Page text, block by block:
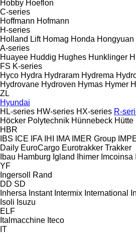
Hobby Hoeflon
C-series
Hoffmann Hofmann
H-series
Holland Lift Homag Honda Hongyuan
A-series
Huayee Huddig Hughes Hunklinger
FS K-series
Hyco Hydra Hydraram Hydrema
Hydrovane Hydroven Hymas Hymer
ZL
Hyundai
HL-series HW-series HX-series R-
Höcker Polytechnik Hünnebeck Hütte
HBR
IBS ICE IFA IHI IMA IMER Group
Daily EuroCargo Eurotrakker Trakker
Ibau Hamburg Igland Ihimer Imcoinsa
YF
Ingersoll Rand
DD SD
Inhersa Instant Intermix International
Isoli Isuzu
ELF
Italmacchine Iteco
IT